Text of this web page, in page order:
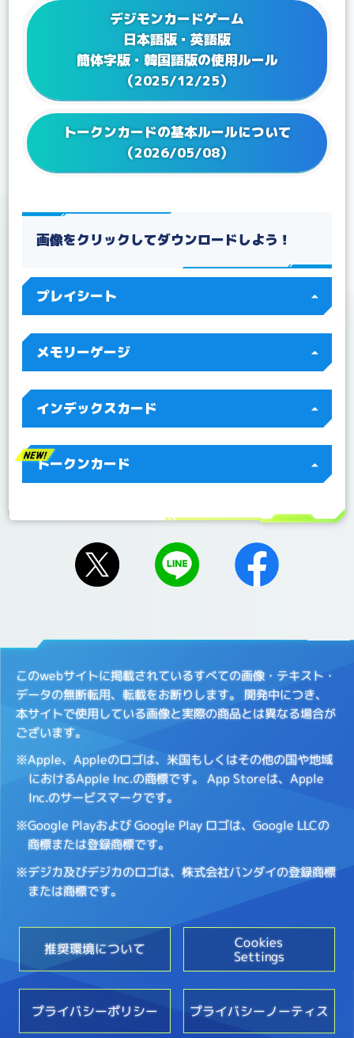
2023/02/17
Q&A ブースターパック VSロイヤルナイツ【BT-13】
を更新！
Q&Aを更新！
2022/12/27 Q&Aを更新！
Q&A テーマブースター オルタナティブビーイング
【EX-04】を更新！
2022/12/16 Q&Aを更新！
Q&A アドバンスデッキ ベルゼブモン【ST-14】を更
【BT-11】を更新！
2022/07/22
Q&A テーマブースター ドラゴンズロア【EX-03】を
更新！
2022/07/15 Q&Aを更新！
デジモンカードゲーム
日本語版・英語版
簡体字版・韓国語版の使用ルール
（2025/12/25）
トークンカードの基本ルールについて
（2026/05/08）
画像をクリックしてダウンロードしよう！
プレイシート
メモリーゲージ
インデックスカード
トークンカード
このwebサイトに掲載されているすべての画像・テキスト・
データの無断転用、転載をお断りします。 開発中につき、
本サイトで使用している画像と実際の商品とは異なる場合が
ございます。
※Apple、Appleのロゴは、米国もしくはその他の国や地域
におけるApple Inc.の商標です。 App Storeは、Apple
Inc.のサービスマークです。
※Google Playおよび Google Play ロゴは、Google LLCの
商標または登録商標です。
※デジカ及びデジカのロゴは、株式会社バンダイの登録商標
または商標です。
推奨環境について Cookies
Settings
プライバシーポリシー プライバシーノーティス